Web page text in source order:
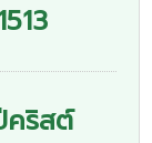
ริสต์